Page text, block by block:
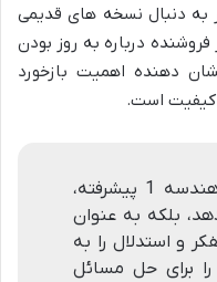
به دنبال نسخه های قدیمی
فروشنده درباره به روز بودن
دهنده اهمیت بازخورد
کیفیت است.
پاسخنامه تشریحی نردبام هندسه 1 پیشرفته،
بلکه به عنوان
و استدلال را به
برای حل مسائل